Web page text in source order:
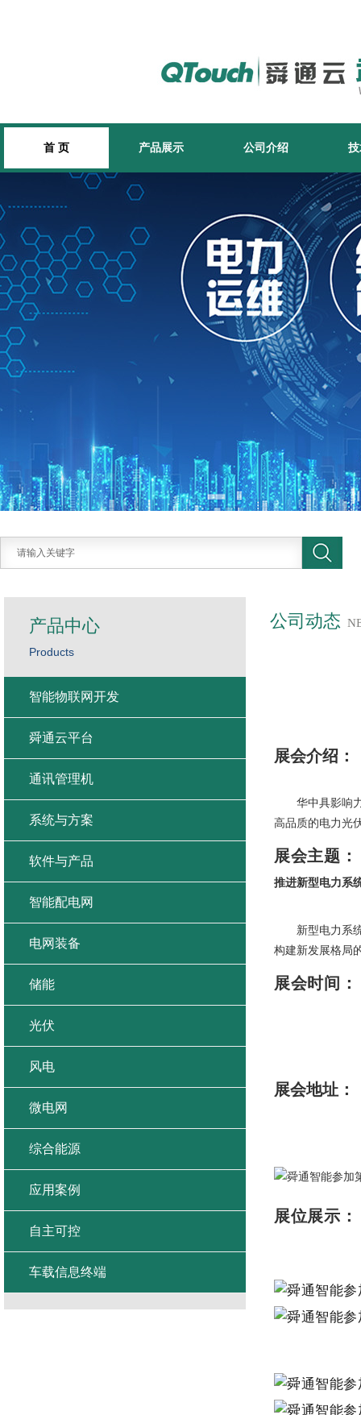
首 页 产品展示 公司介绍
公司动态
展会介绍：
华中具影响
高品质的电力光
展会主题：
推进新型电力系
新型电力系
构建新发展格局
展会时间：
展会地址：
展位展示：
产品中心
Products
智能物联网开发
舜通云平台
通讯管理机
系统与方案
软件与产品
智能配电网
电网装备
储能
光伏
风电
微电网
综合能源
应用案例
自主可控
车载信息终端